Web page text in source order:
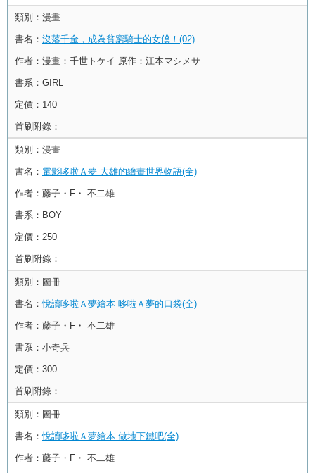
類別： 漫畫
書名： 沒落千金，成為貧窮騎士的女僕！(02)
作者： 漫畫：千世トケイ 原作：江本マシメサ
書系： GIRL
定價： 140
首刷附錄：
類別： 漫畫
書名： 電影哆啦Ａ夢 大雄的繪畫世界物語(全)
作者： 藤子・F・ 不二雄
書系： BOY
定價： 250
首刷附錄：
類別： 圖冊
書名：悅讀哆啦Ａ夢繪本 哆啦Ａ夢的口袋(全)
作者： 藤子・F・ 不二雄
書系： 小奇兵
定價： 300
首刷附錄：
類別： 圖冊
書名：悅讀哆啦Ａ夢繪本 做地下鐵吧(全)
作者： 藤子・F・ 不二雄